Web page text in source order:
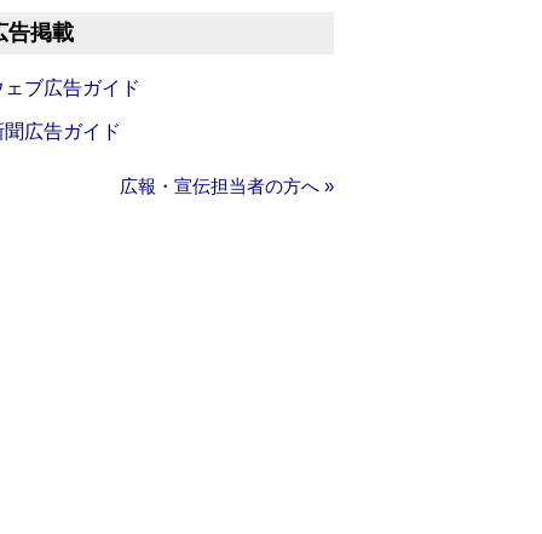
告掲載
ェブ広告ガイド
聞広告ガイド
広報・宣伝担当者の方へ »